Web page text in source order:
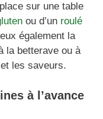
sur une table
ou d’un roulé
également la
la betterave ou à
les saveurs.
à l’avance